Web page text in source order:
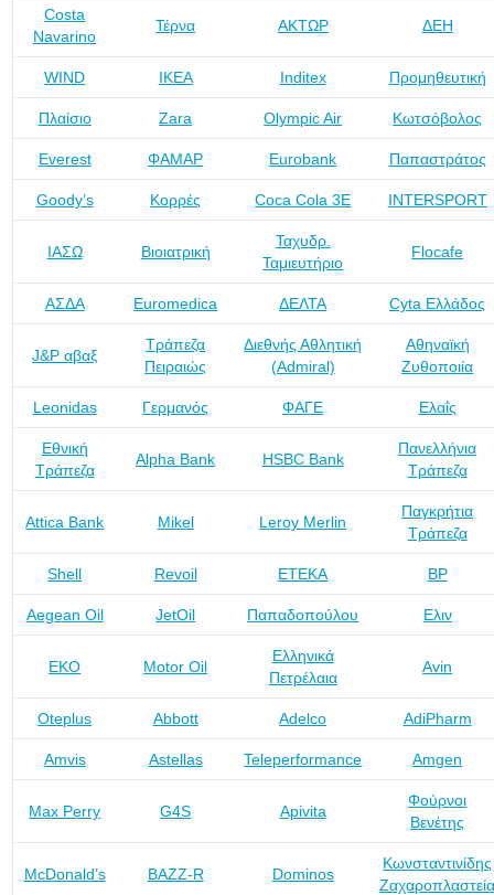
Costa
Navarino
Τέρνα ΑΚΤΩΡ ΔΕΗ
WIND IKEA Inditex Προμηθευτική
Πλαίσιο Zara Olympic Air Κωτσόβολος
Everest ΦΑΜΑΡ Eurobank Παπαστράτος
Goody’s Κορρές Coca Cola 3Ε INTERSPORT
ΙΑΣΩ Βιοιατρική
Ταχυδρ.
Ταμιευτήριο
Flocafe
ΑΣΔΑ Euromedica ΔΕΛΤΑ Cyta Ελλάδος
J&P αβαξ
Τράπεζα
Πειραιώς
Διεθνής Αθλητική
(Admiral)
Αθηναϊκή
Ζυθοποιία
Leonidas Γερμανός ΦΑΓΕ Ελαΐς
Εθνική
Τράπεζα
Alpha Bank HSBC Bank
Πανελλήνια
Τράπεζα
Attica Bank Mikel Leroy Merlin
Παγκρήτια
Τράπεζα
Shell Revoil ΕΤΕΚΑ BP
Aegean Oil JetOil Παπαδοπούλου Ελιν
ΕΚΟ Motor Oil
Ελληνικά
Πετρέλαια
Avin
Oteplus Abbott Adelco AdiPharm
Amvis Astellas Teleperformance Amgen
Max Perry G4S Apivita
Φούρνοι
Βενέτης
McDonald’s BAZZ-R Dominos
Κωνσταντινίδης